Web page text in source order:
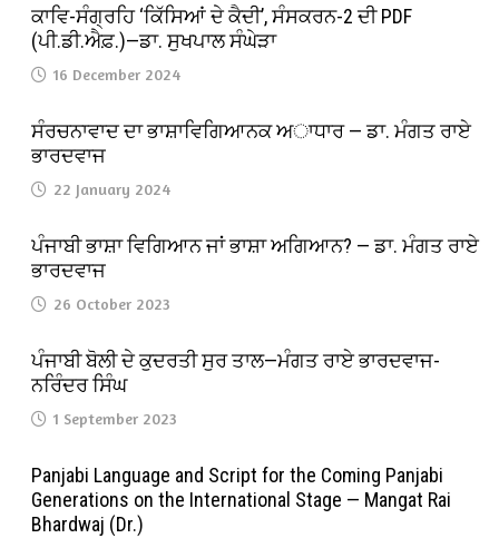
ਕਾਵਿ-ਸੰਗ੍ਰਹਿ ‘ਕਿੱਸਿਆਂ ਦੇ ਕੈਦੀ’, ਸੰਸਕਰਨ-2 ਦੀ PDF
(ਪੀ.ਡੀ.ਐਫ਼.)—ਡਾ. ਸੁਖਪਾਲ ਸੰਘੇੜਾ
16 December 2024
ਸੰਰਚਨਾਵਾਦ ਦਾ ਭਾਸ਼ਾਵਿਗਿਆਨਕ ਅਾਧਾਰ — ਡਾ. ਮੰਗਤ ਰਾਏ
ਭਾਰਦਵਾਜ
22 January 2024
ਪੰਜਾਬੀ ਭਾਸ਼ਾ ਵਿਗਿਆਨ ਜਾਂ ਭਾਸ਼ਾ ਅਗਿਆਨ? — ਡਾ. ਮੰਗਤ ਰਾਏ
ਭਾਰਦਵਾਜ
26 October 2023
ਪੰਜਾਬੀ ਬੋਲੀ ਦੇ ਕੁਦਰਤੀ ਸੁਰ ਤਾਲ—ਮੰਗਤ ਰਾਏ ਭਾਰਦਵਾਜ-
ਨਰਿੰਦਰ ਸਿੰਘ
1 September 2023
Panjabi Language and Script for the Coming Panjabi
Generations on the International Stage — Mangat Rai
Bhardwaj (Dr.)